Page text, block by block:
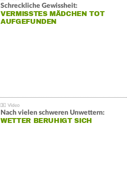
Schreckliche Gewissheit:
VERMISSTES MÄDCHEN TOT
AUFGEFUNDEN
Nach vielen schweren Unwettern:
WETTER BERUHIGT SICH